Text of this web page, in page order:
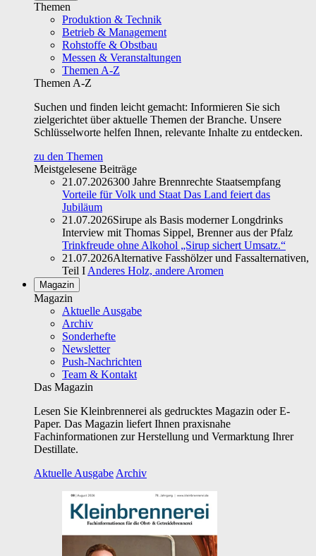
Themen
Produktion & Technik
Betrieb & Management
Rohstoffe & Obstbau
Messen & Veranstaltungen
Themen A-Z
Themen A-Z
Suchen und finden leicht gemacht: Informieren Sie sich
zielgerichtet über aktuelle Themen der Branche. Unsere
Schlüsselworte helfen Ihnen, relevante Inhalte zu entdecken.
zu den Themen
Meistgelesene Beiträge
21.07.2026300 Jahre Brennrechte Staatsempfang
Vorteile für Volk und Staat Das Land feiert das
Jubiläum
21.07.2026Sirupe als Basis moderner Longdrinks
Interview mit Thomas Sippel, Brenner aus der Pfalz
Trinkfreude ohne Alkohol „Sirup sichert Umsatz.“
21.07.2026Alternative Fasshölzer und Fassalternativen,
Teil I Anderes Holz, andere Aromen
Magazin
Magazin
Aktuelle Ausgabe
Archiv
Sonderhefte
Newsletter
Push-Nachrichten
Team & Kontakt
Das Magazin
Lesen Sie Kleinbrennerei als gedrucktes Magazin oder E-
Paper. Das Magazin liefert Ihnen praxisnahe
Fachinformationen zur Herstellung und Vermarktung Ihrer
Destillate.
Aktuelle Ausgabe Archiv